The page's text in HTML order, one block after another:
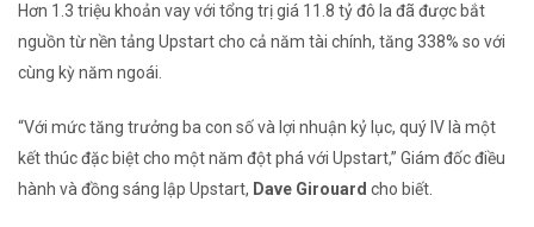
Hơn 1.3 triệu khoản vay với tổng trị giá 11.8 tỷ đô la đã được bắt
nguồn từ nền tảng Upstart cho cả năm tài chính, tăng 338% so với
cùng kỳ năm ngoái.
“Với mức tăng trưởng ba con số và lợi nhuận kỷ lục, quý IV là một
kết thúc đặc biệt cho một năm đột phá với Upstart,” Giám đốc điều
hành và đồng sáng lập Upstart, Dave Girouard cho biết.